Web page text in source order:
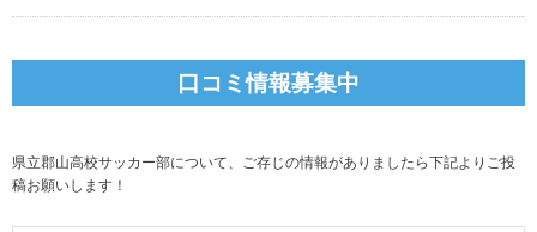
口コミ情報募集中
県立郡山高校サッカー部について、ご存じの情報がありましたら下記よりご投
稿お願いします！